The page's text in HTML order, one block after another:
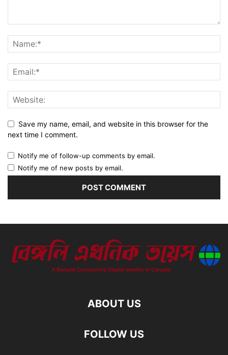
Save my name, email, and website in this browser for the
next time I comment.
Notify me of follow-up comments by email.
Notify me of new posts by email.
ABOUT US
FOLLOW US